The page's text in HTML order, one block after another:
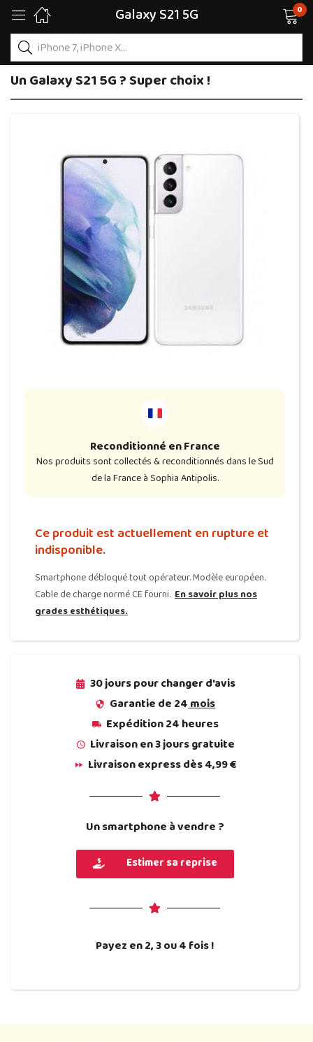
Galaxy S21 5G 0
Un Galaxy S21 5G ? Super choix !
Reconditionné en France
Nos produits sont collectés & reconditionnés dans le Sud
de la France à Sophia Antipolis.
Ce produit est actuellement en rupture et
indisponible.
Smartphone débloqué tout opérateur. Modèle européen.
Cable de charge normé CE fourni. En savoir plus nos
grades esthétiques.
30 jours pour changer d'avis
Garantie de 24mois
Expédition24 heures
Livraison en 3 jours gratuite
Livraison express dès 4,99 €
Un smartphone à vendre ?
Estimer sa reprise
Payez en 2, 3 ou 4 fois !